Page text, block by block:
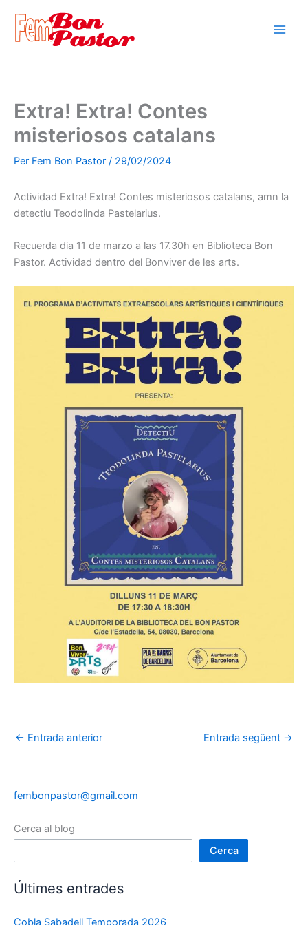
contingut
Extra! Extra! Contes
misteriosos catalans
Per Fem Bon Pastor / 29/02/2024
Actividad Extra! Extra! Contes misteriosos catalans, amn la
detectiu Teodolinda Pastelarius.
Recuerda dia 11 de marzo a las 17.30h en Biblioteca Bon
Pastor. Actividad dentro del Bonviver de les arts.
← Entrada anterior Entrada següent →
fembonpastor@gmail.com
Cerca al blog
Cerca
Últimes entrades
Cobla Sabadell Temporada 2026